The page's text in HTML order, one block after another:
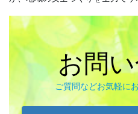
お問
ご質問などお気軽に